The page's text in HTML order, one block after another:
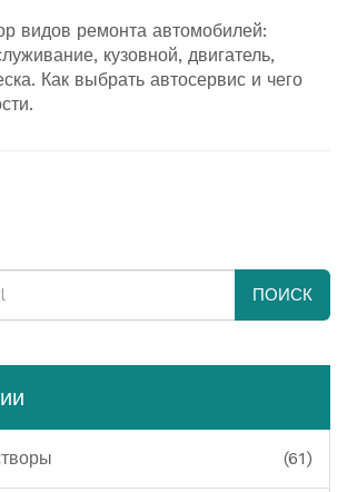
видов ремонта автомобилей:
кузовной, двигатель,
Как выбрать автосервис и чего
ПОИСК
(61)